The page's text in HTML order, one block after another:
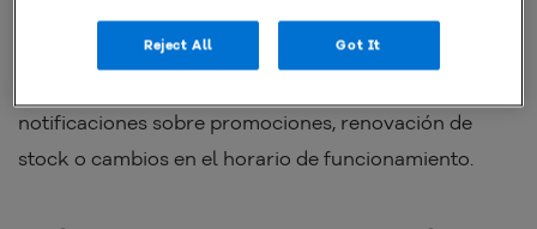
Además, con este software puedes programar el envío
notificaciones sobre promociones, renovación de
stock o cambios en el horario de funcionamiento.
Reject All Got It